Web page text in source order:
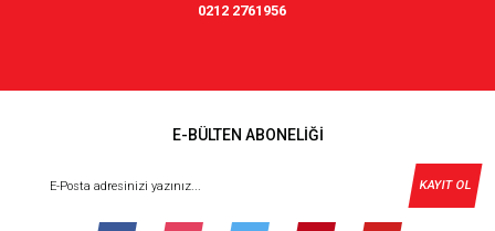
0212 2761956
E-BÜLTEN ABONELİĞİ
KAYIT OL